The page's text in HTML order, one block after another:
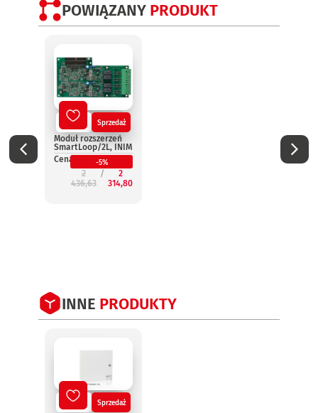
POWIĄZANY PRODUKT
Nowy Sprzedaż
Moduł rozszerzeń
SmartLoop/2L, INIM
Cena:
-5%
2
436,63
2
314,80
INIM
INNE PRODUKTY
Nowy Sprzedaż